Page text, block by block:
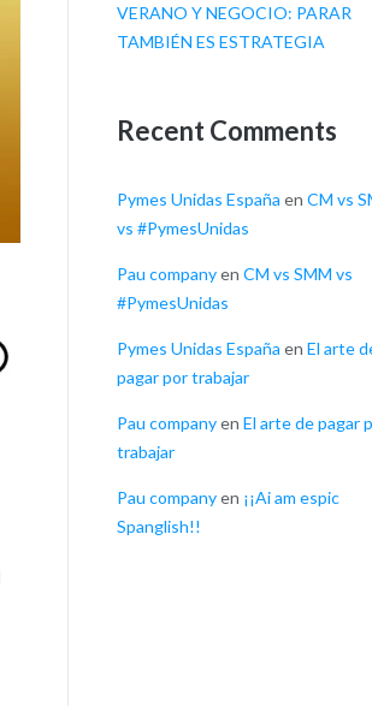
VERANO Y NEGOCIO: PARAR
TAMBIÉN ES ESTRATEGIA
Recent Comments
Pymes Unidas España en CM vs
vs #PymesUnidas
Pau companyen CM vs SMM vs
#PymesUnidas
Pymes Unidas España en El arte
pagar por trabajar
Pau companyen El arte de pagar
trabajar
Pau companyen ¡¡Ai am espic
Spanglish!!